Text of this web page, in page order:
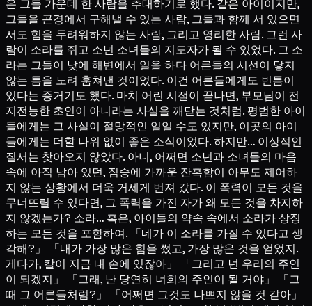
은 그들 가운데 한 사람을 추대하기로 했다. 같은 아이이지만,
그들을 곤경에서 구해낼 수 있는 사람, 그들과 함께 서 있으면
서도 힘을 두려워하지 않는 사람, 그리고 영리한 사람. 그런 사
람이 소라를 쥐고 소년 소녀들의 지도자가 될 수 있었다. 그 소
라는 그들이 낮에 해변에서 일을 하다 어른들의 시선이 닿지
않는 틈을 노려 훔쳐낸 것이었다. 이건 어른들에게도 빈틈이
있다는 증거기도 했다. 마치 어린 시절이 끝나면, 부모님이 전
지전능한 초인이 아니라는 사실을 깨닫는 것처럼. 평범한 아이
들에게는 그 사실이 절망적인 일일 수도 있지만, 이곳의 아이
들에게는 더할 나위 없이 좋은 소식이었다. 하지만… 이상적인
질서는 찾아오지 않았다. 아니, 어쩌면 소년과 소녀들의 마음
속에 아직 남아 있던, 짐승에 가까운 잔혹함이 아무도 제어하
지 않는 상황에서 더욱 거세게 번져 갔다. 이 폭력이 모든 것을
무너뜨릴 수 있다면, 그 폭력을 가진 자가 왜 모든 것을 차지하
지 않겠는가? 소라… 혹은, 아이들의 약속 속에서 소라가 상징
하는 모든 것을 포함하여. 「네가 이 소라를 가질 수 있다고 생
각해?」 「내가 가장 많은 힘을 썼고, 가장 많은 것을 얻었지.
게다가, 칼이 지금 내 손에 있잖아」 「그리고 넌 우리의 주인
이 되겠지」 「그래, 난 당연히 너희의 주인이 될 거야」 「그
때 그 어른들처럼?」 「어쩌면 그것도 나쁘지 않을 것 같아」